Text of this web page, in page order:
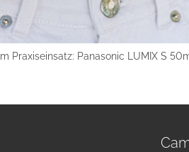
Im Praxiseinsatz: Panasonic LUMIX S